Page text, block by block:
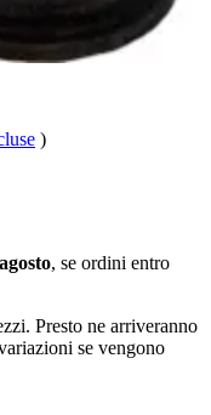
)
, se ordini entro
Presto ne arriveranno
se vengono